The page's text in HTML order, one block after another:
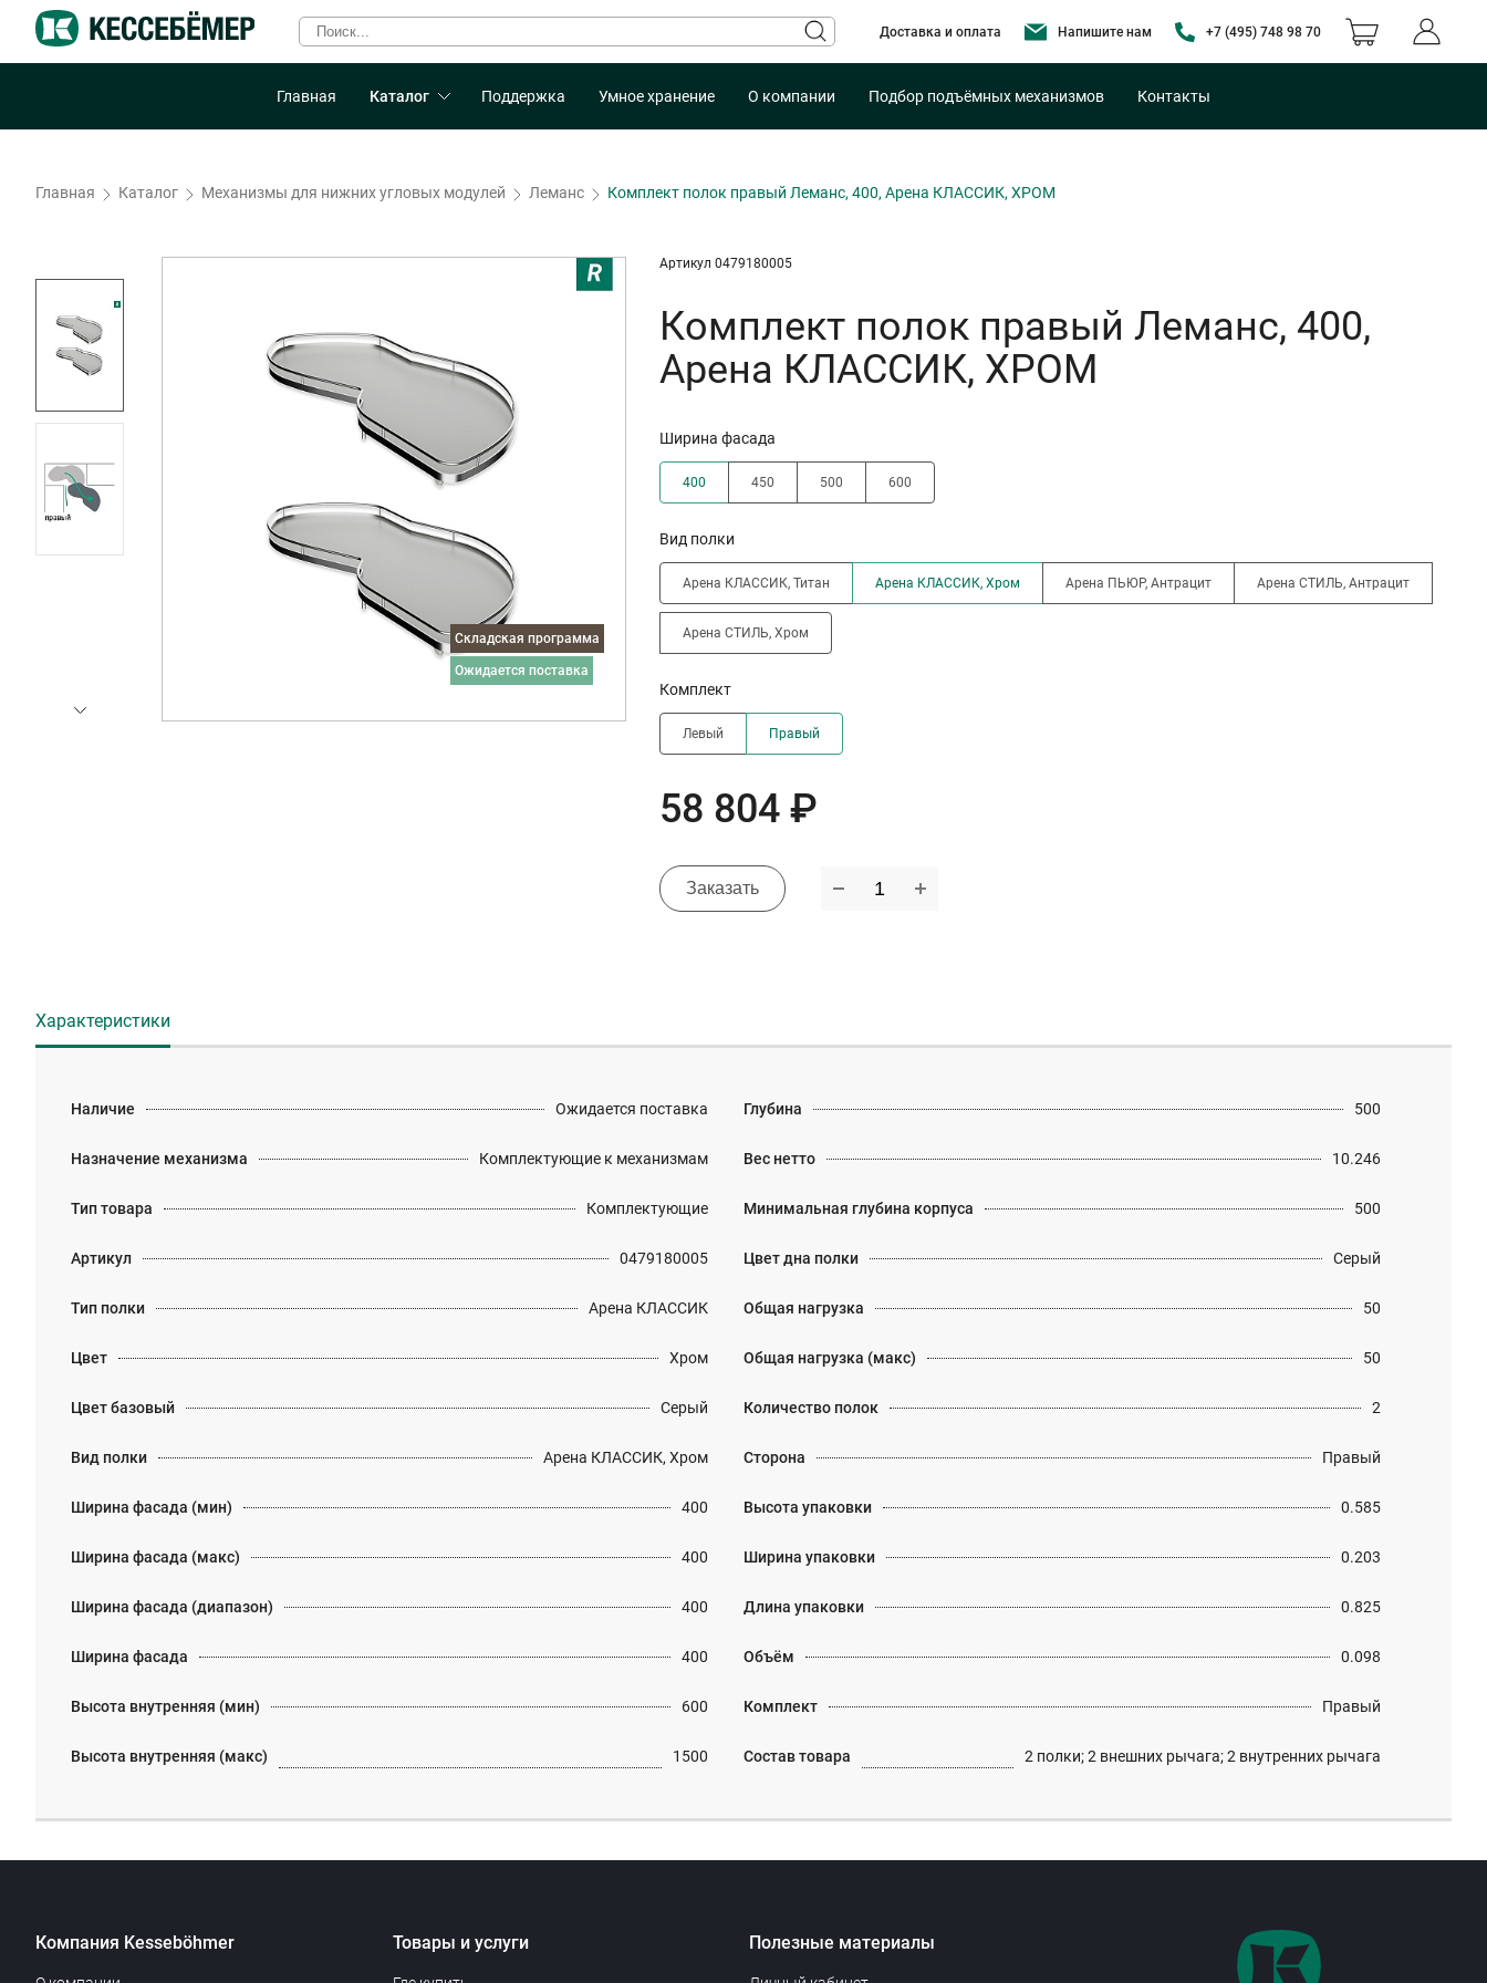
Доставка и оплата Напишите нам +7 (495) 748 98 70
Главная Каталог Поддержка Умное хранение О компании Подбор подъёмных механизмов Контакты
Главная Каталог Механизмы для нижних угловых модулей Леманс Комплект полок правый Леманс, 400, Арена КЛАССИК, ХРОМ
Складская программа
ожидается поставка
Артикул 0479180005
Комплект полок правый Леманс, 400,
Арена КЛАССИК, ХРОМ
Ширина фасада
400 450 500 600
Вид полки
Арена КЛАССИК, Титан Арена КЛАССИК, Хром Арена ПЬЮР, Антрацит Арена СТИЛЬ, Антрацит
Арена СТИЛЬ, Хром
Комплект
Левый Правый
58 804 ₽
Заказать
Характеристики
Наличие Ожидается поставка
Назначение механизма Комплектующие к механизмам
Тип товара Комплектующие
Артикул 0479180005
Тип полки Арена КЛАССИК
Цвет Хром
Цвет базовый Серый
Вид полки Арена КЛАССИК, Хром
Ширина фасада (мин) 400
Ширина фасада (макс) 400
Ширина фасада (диапазон) 400
Ширина фасада 400
Высота внутренняя (мин) 600
Высота внутренняя (макс) 1500
Глубина 500
Вес нетто 10.246
Минимальная глубина корпуса 500
Цвет дна полки Серый
Общая нагрузка 50
Общая нагрузка (макс) 50
Количество полок 2
Сторона Правый
Высота упаковки 0.585
Ширина упаковки 0.203
Длина упаковки 0.825
Объём 0.098
Комплект Правый
Состав товара 2 полки; 2 внешних рычага; 2 внутренних рычага
Компания Kesseböhmer Товары и услуги Полезные материалы